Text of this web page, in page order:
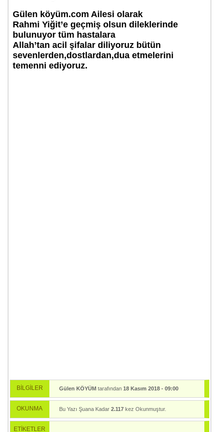
Gülen köyüm.com Ailesi olarak
Rahmi Yiğit’e geçmiş olsun dileklerinde
bulunuyor tüm hastalara
Allah’tan acil şifalar diliyoruz bütün
sevenlerden,dostlardan,dua etmelerini
temenni ediyoruz.
BİLGİLER Gülen KÖYÜMtarafından 18 Kasım 2018 - 09:00
OKUNMA Bu Yazı Şuana Kadar 2.117kez Okunmuştur.
ETİKETLER